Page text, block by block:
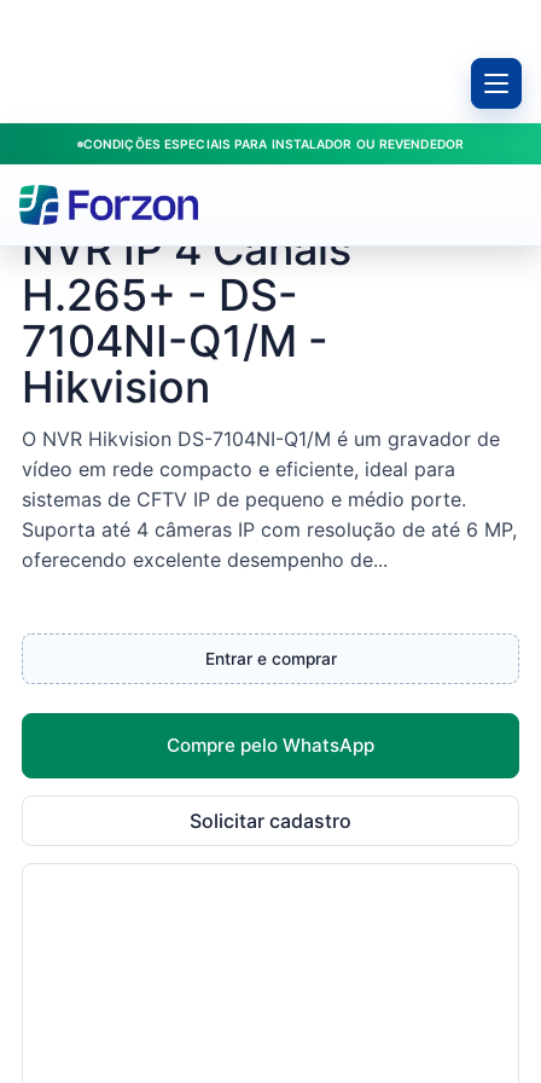
CONDIÇÕES ESPECIAIS PARA INSTALADOR OU REVENDEDOR
Produtos/DVRs/
HIKVISION / 303623679
NVR IP 4 Canais
H.265+ - DS-
7104NI-Q1/M -
Hikvision
O NVR Hikvision DS-7104NI-Q1/M é um gravador de
vídeo em rede compacto e eficiente, ideal para
sistemas de CFTV IP de pequeno e médio porte.
Suporta até 4 câmeras IP com resolução de até 6 MP,
oferecendo excelente desempenho de...
Entrar e comprar
Compre pelo WhatsApp
Solicitar cadastro